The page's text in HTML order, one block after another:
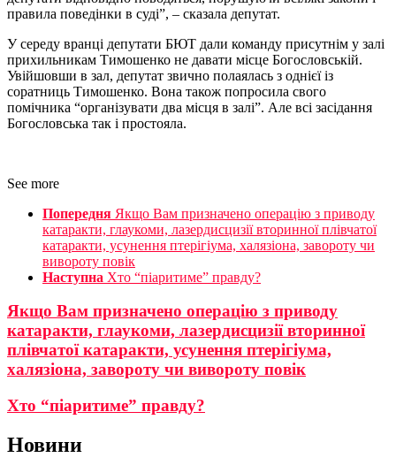
правила поведінки в суді”, – сказала депутат.
У середу вранці депутати БЮТ дали команду присутнім у залі
прихильникам Тимошенко не давати місце Богословській.
Увійшовши в зал, депутат звично полаялась з однієї із
соратниць Тимошенко. Вона також попросила свого
помічника “організувати два місця в залі”. Але всі засідання
Богословська так і простояла.
See more
Попередня Якщо Вам призначено операцію з приводу
катаракти, глаукоми, лазердисцизії вторинної плівчатої
катаракти, усунення птерігіума, халязіона, завороту чи
вивороту повік
Наступна Хто “піаритиме” правду?
Якщо Вам призначено операцію з приводу
катаракти, глаукоми, лазердисцизії вторинної
плівчатої катаракти, усунення птерігіума,
халязіона, завороту чи вивороту повік
Хто “піаритиме” правду?
Новини